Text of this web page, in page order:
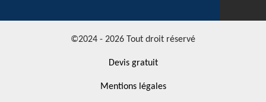
©2024 - 2026 Tout droit réservé
Devis gratuit
Mentions légales